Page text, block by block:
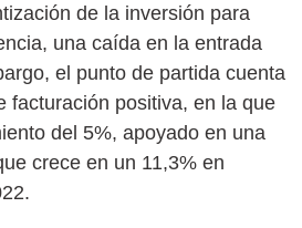
de la inversión para
una caída en la entrada
el punto de partida cuenta
facturación positiva, en la que
del 5%, apoyado en una
crece en un 11,3% en